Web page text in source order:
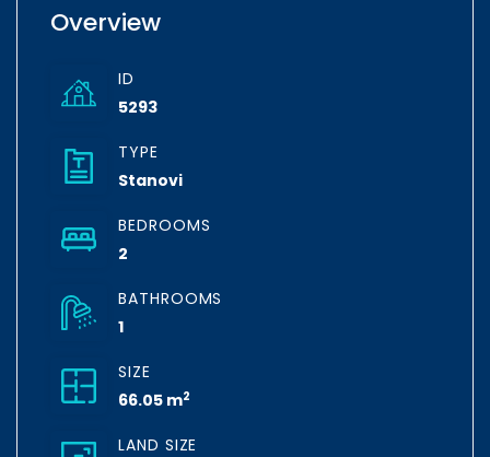
Overview
ID
5293
TYPE
Stanovi
BEDROOMS
2
BATHROOMS
1
SIZE
66.05 m2
LAND SIZE